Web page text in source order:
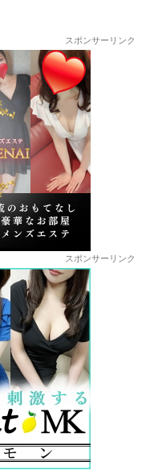
スポンサーリンク
スポンサーリンク